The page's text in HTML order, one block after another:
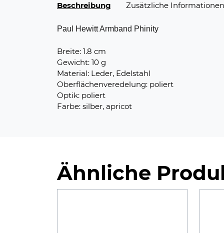
Beschreibung Zusätzliche Informationen
Paul Hewitt Armband Phinity
Breite: 1.8 cm
Gewicht: 10 g
Material: Leder, Edelstahl
Oberflächenveredelung: poliert
Optik: poliert
Farbe: silber, apricot
Ähnliche